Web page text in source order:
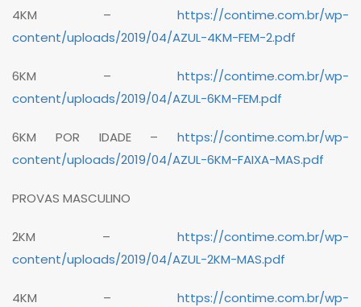
4KM – https://contime.com.br/wp-
content/uploads/2019/04/AZUL-4KM-FEM-2.pdf
6KM – https://contime.com.br/wp-
content/uploads/2019/04/AZUL-6KM-FEM.pdf
6KM POR IDADE – https://contime.com.br/wp-
content/uploads/2019/04/AZUL-6KM-FAIXA-MAS.pdf
PROVAS MASCULINO
2KM – https://contime.com.br/wp-
content/uploads/2019/04/AZUL-2KM-MAS.pdf
4KM – https://contime.com.br/wp-